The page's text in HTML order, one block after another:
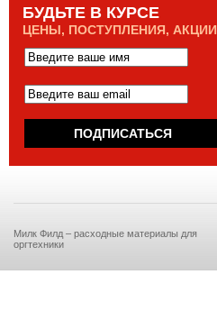
БУДЬТЕ В КУРСЕ
ЦЕНЫ, ПОСТУПЛЕНИЯ, АКЦИИ
Милк Филд – расходные материалы для
оргтехники